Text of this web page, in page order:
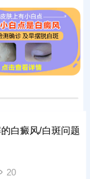
，不会扩散。仅
，想要准确判定
规医院做科学检
极大，确诊后需抓
合
白癜风/白斑问题
20